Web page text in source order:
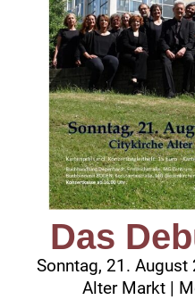
Das
Sonntag, 21.
Alter Markt |